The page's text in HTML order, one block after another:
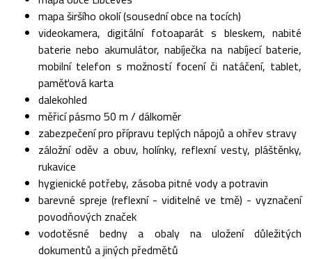
mapa širšího okolí (sousední obce na tocích)
videokamera, digitální fotoaparát s bleskem, nabité
baterie nebo akumulátor, nabíječka na nabíjecí baterie,
mobilní telefon s možností focení či natáčení, tablet,
paměťová karta
dalekohled
měřicí pásmo 50 m / dálkoměr
zabezpečení pro přípravu teplých nápojů a ohřev stravy
záložní oděv a obuv, holínky, reflexní vesty, pláštěnky,
rukavice
hygienické potřeby, zásoba pitné vody a potravin
barevné spreje (reflexní - viditelné ve tmě) - vyznačení
povodňových značek
vodotěsné bedny a obaly na uložení důležitých
dokumentů a jiných předmětů